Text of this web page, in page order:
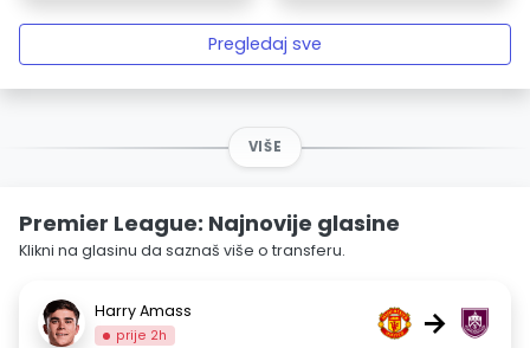
Pregledaj sve
VIŠE
Premier League: Najnovije glasine
Klikni na glasinu da saznaš više o transferu.
Harry Amass
prije 2h →